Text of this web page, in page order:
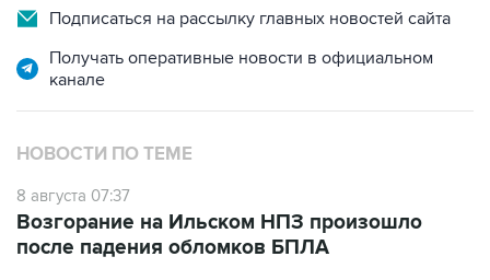
Подписаться на рассылку главных новостей сайта
Получать оперативные новости в официальном
канале
НОВОСТИ ПО ТЕМЕ
8 августа 07:37
Возгорание на Ильском НПЗ произошло
после падения обломков БПЛА